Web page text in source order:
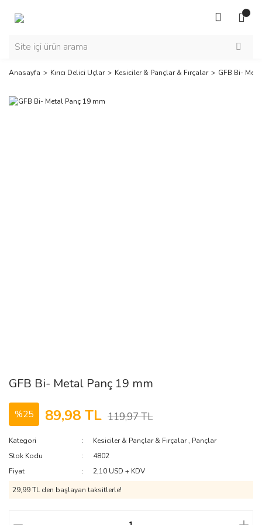
Anasayfa Kırıcı Delici Uçlar Kesiciler & Pançlar & Fırçalar GFB Bi-
GFB Bi- Metal Panç 19 mm
%25 89,98 TL 119,97 TL
Kategori Kesiciler & Pançlar & Fırçalar, Pançlar
Stok Kodu
4802
Fiyat
2,10 USD + KDV
29,99 TL den başlayan taksitlerle!